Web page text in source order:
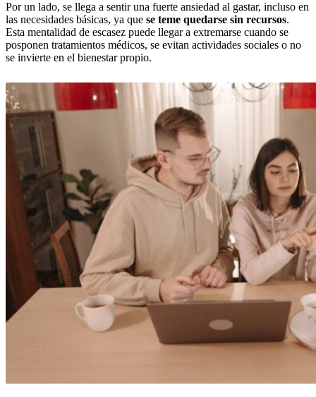
Por un lado, se llega a sentir una fuerte ansiedad al gastar, incluso en
las necesidades básicas, ya que se teme quedarse sin recursos.
Esta mentalidad de escasez puede llegar a extremarse cuando se
posponen tratamientos médicos, se evitan actividades sociales o no
se invierte en el bienestar propio.